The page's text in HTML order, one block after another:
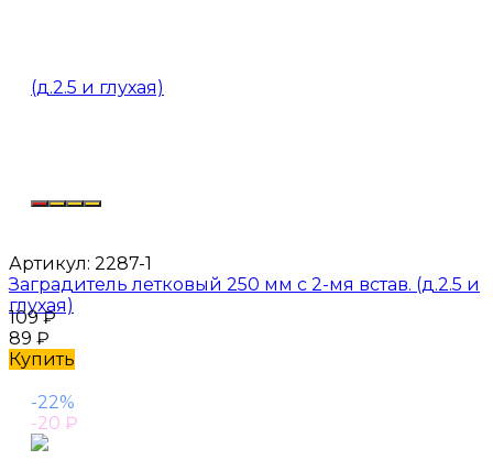
Артикул: 2287-1
Заградитель летковый 250 мм с 2-мя встав. (д.2.5 и
глухая)
109₽
89 ₽
Купить
-22%
-20 ₽